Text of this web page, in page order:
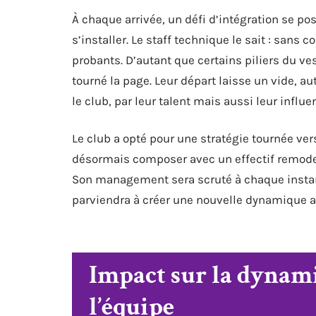
À chaque arrivée, un défi d’intégration se
s’installer. Le staff technique le sait : sans
probants. D’autant que certains piliers du
tourné la page. Leur départ laisse un vide,
le club, par leur talent mais aussi leur
Le club a opté pour une stratégie tournée
désormais composer avec un effectif
Son management sera scruté à chaque
parviendra à créer une nouvelle dynamique
Impact sur la
l’équipe